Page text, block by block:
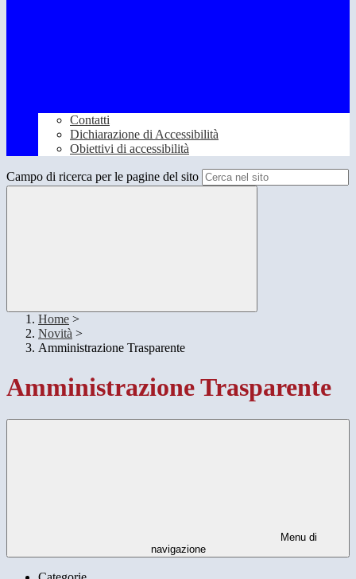
Contatti
Dichiarazione di Accessibilità
Obiettivi di accessibilità
Campo di ricerca per le pagine del sito
Home >
Novità >
Amministrazione Trasparente
Amministrazione Trasparente
Menu di
navigazione